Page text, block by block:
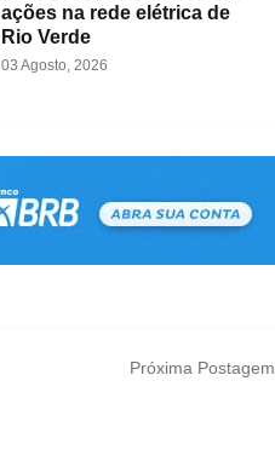
ações na rede elétrica de
Rio Verde
03 Agosto, 2026
Próxima Postagem